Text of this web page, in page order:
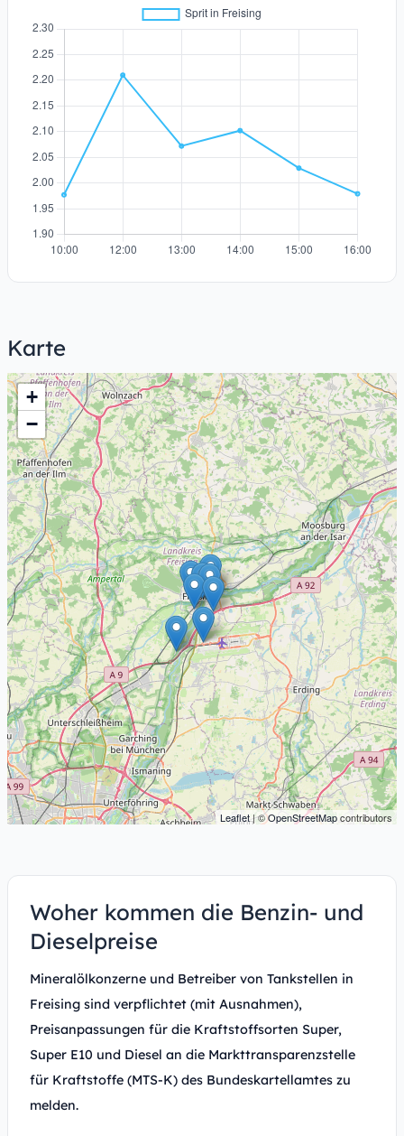
Karte
+
−
Leaflet| ©OpenStreetMapcontributors
Woher kommen die Benzin- und
Dieselpreise
Mineralölkonzerne und Betreiber von Tankstellen in
Freising sind verpflichtet (mit Ausnahmen),
Preisanpassungen für die Kraftstoffsorten Super,
Super E10 und Diesel an die Markttransparenzstelle
für Kraftstoffe (MTS-K) des Bundeskartellamtes zu
melden.